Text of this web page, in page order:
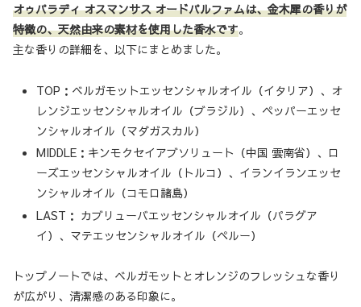
オゥパラディ オスマンサス オードパルファムは、金木犀の香りが
特徴の、天然由来の素材を使用した香水です。
主な香りの詳細を、以下にまとめました。
TOP：ベルガモットエッセンシャルオイル（イタリア）、オ
レンジエッセンシャルオイル（ブラジル）、ペッパーエッセ
ンシャルオイル（マダガスカル）
MIDDLE：キンモクセイアブソリュート（中国 雲南省）、ロ
ーズエッセンシャルオイル（トルコ）、イランイランエッセ
ンシャルオイル（コモロ諸島）
LAST： カブリューバエッセンシャルオイル（パラグア
イ）、マテエッセンシャルオイル（ペルー）
トップノートでは、ベルガモットとオレンジのフレッシュな香り
が広がり、清潔感のある印象に。